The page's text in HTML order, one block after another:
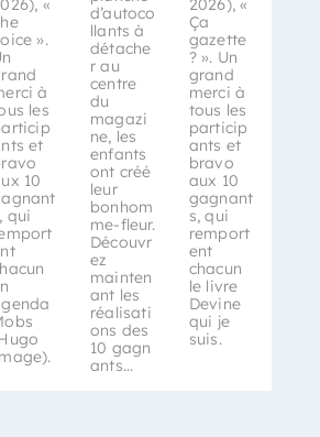
».
à
les
et
10
qui
d’autoco
llants à
détache
r au
centre
du
magazi
ne, les
enfants
ont créé
leur
bonhom
me-fleur.
Découvr
ez
mainten
ant les
réalisati
ons des
10 gagn
ants…
Ça
gazette
? ». Un
grand
merci à
tous les
particip
ants et
bravo
aux 10
gagnant
s, qui
remport
ent
chacun
le livre
Devine
qui je
suis.